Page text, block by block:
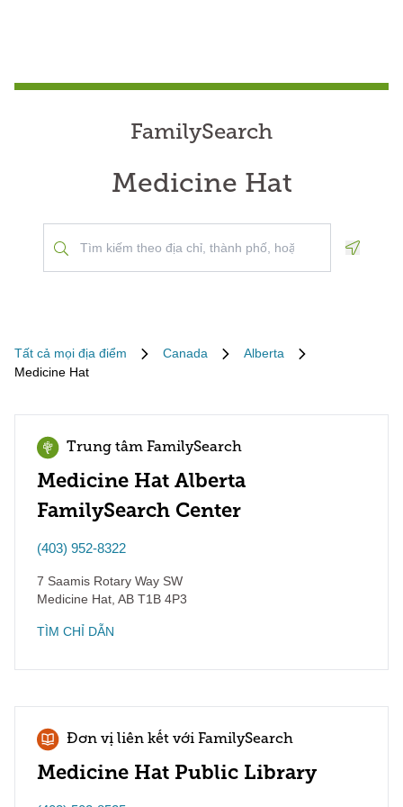
FamilySearch
Medicine Hat
Tất cả mọi địa điểm Canada
Alberta
Medicine Hat
Trung tâm FamilySearch
Medicine Hat Alberta
FamilySearch Center
(403) 952-8322
7 Saamis Rotary Way SW
Medicine Hat AB T1B 4P3
TÌM CHỈ DẪN
Đơn vị liên kết với FamilySearch
Medicine Hat Public Library